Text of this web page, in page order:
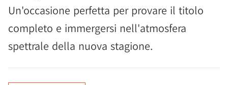
Un'occasione perfetta per provare il titolo
completo e immergersi nell'atmosfera
spettrale della nuova stagione.